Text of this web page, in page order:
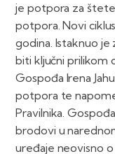
je potpora za
potpora. Novi
godina. Istaknuo je
biti ključni prilikom
Gospođa Irena
potpora te
Pravilnika.
brodovi u
uređaje neovisno